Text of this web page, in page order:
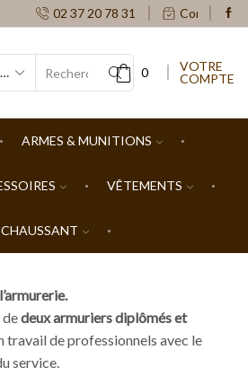
02 37 20 78 31 Contacts
SEARCH
0
VOTRE
COMPTE
ARMES & MUNITIONS
VÊTEMENTS
CHAUSSANT
deux armuriers diplômés et
travail de professionnels avec le
service.